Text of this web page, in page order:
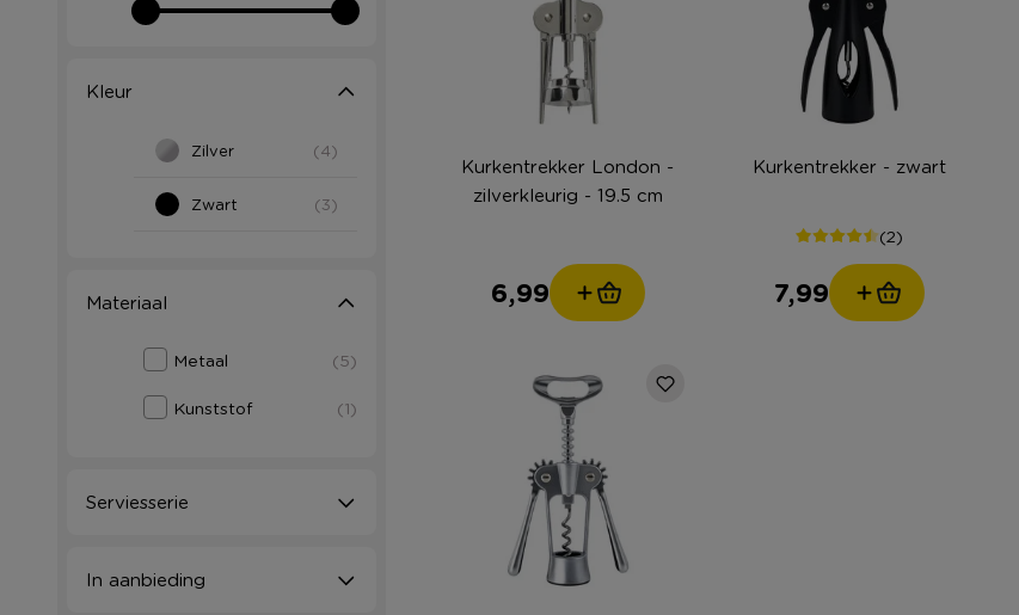
Kleur
Zilver (4)
Zwart (3)
Materiaal
Metaal (5)
Kunststof (1)
Serviesserie
In aanbieding
Kurkentrekker London -
zilverkleurig - 19.5 cm
6,99
Kurkentrekker - zwart
(2)
7,99